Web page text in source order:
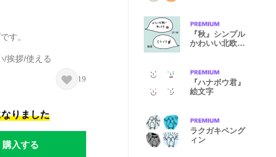
す。
/挨拶/使える
19
りました
購入する
『秋』シンプル
かわいい北欧風
『ハナボウ君』
絵文字
ラクガキペング
ィン